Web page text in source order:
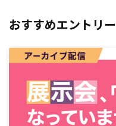
おすすめエントリー